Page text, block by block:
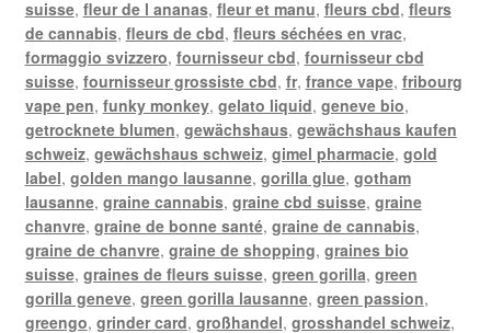
suisse, fleur de l ananas, fleur et manu, fleurs cbd, fleurs
de cannabis, fleurs de cbd, fleurs séchées en vrac,
formaggio svizzero, fournisseur cbd, fournisseur cbd
suisse, fournisseur grossiste cbd, fr, france vape, fribourg
vape pen, funky monkey, gelato liquid, geneve bio,
getrocknete blumen, gewächshaus, gewächshaus kaufen
schweiz, gewächshaus schweiz, gimel pharmacie, gold
label, golden mango lausanne, gorilla glue, gotham
lausanne, graine cannabis, graine cbd suisse, graine
chanvre, graine de bonne santé, graine de cannabis,
graine de chanvre, graine de shopping, graines bio
suisse, graines de fleurs suisse, green gorilla, green
gorilla geneve, green gorilla lausanne, green passion,
greengo, grinder card, großhandel, grosshandel schweiz,